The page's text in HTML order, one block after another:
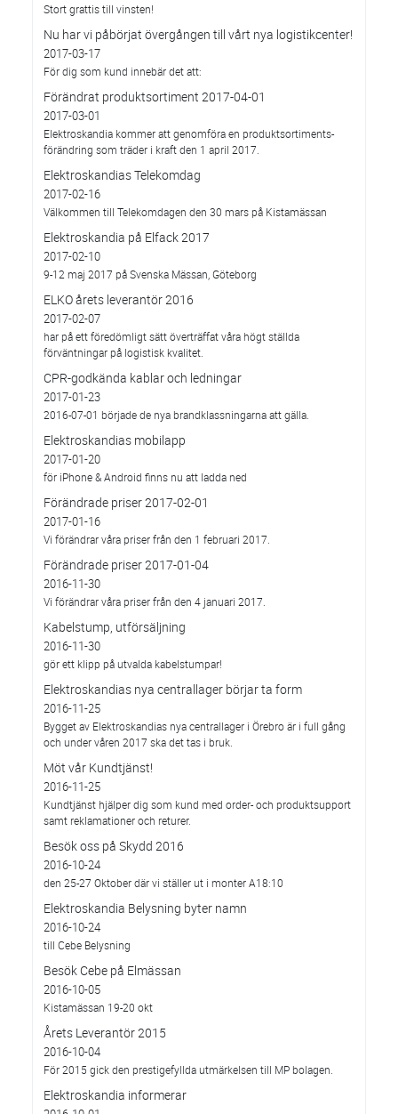
Stort grattis till vinsten!
Nu har vi påbörjat övergången till vårt nya logistikcenter!
2017-03-17
För dig som kund innebär det att:
Förändrat produktsortiment 2017-04-01
2017-03-01
Elektroskandia kommer att genomföra en produktsortiments-
förändring som träder i kraft den 1 april 2017.
Elektroskandias Telekomdag
2017-02-16
Välkommen till Telekomdagen den 30 mars på Kistamässan
Elektroskandia på Elfack 2017
2017-02-10
9-12 maj 2017 på Svenska Mässan, Göteborg
ELKO årets leverantör 2016
2017-02-07
har på ett föredömligt sätt överträffat våra högt ställda
förväntningar på logistisk kvalitet.
CPR-godkända kablar och ledningar
2017-01-23
2016-07-01 började de nya brandklassningarna att gälla.
Elektroskandias mobilapp
2017-01-20
för iPhone & Android finns nu att ladda ned
Förändrade priser 2017-02-01
2017-01-16
Vi förändrar våra priser från den 1 februari 2017.
Förändrade priser 2017-01-04
2016-11-30
Vi förändrar våra priser från den 4 januari 2017.
Kabelstump, utförsäljning
2016-11-30
gör ett klipp på utvalda kabelstumpar!
Elektroskandias nya centrallager börjar ta form
2016-11-25
Bygget av Elektroskandias nya centrallager i Örebro är i full gång
och under våren 2017 ska det tas i bruk.
Möt vår Kundtjänst!
2016-11-25
Kundtjänst hjälper dig som kund med order- och produktsupport
samt reklamationer och returer.
Besök oss på Skydd 2016
2016-10-24
den 25-27 Oktober där vi ställer ut i monter A18:10
Elektroskandia Belysning byter namn
2016-10-24
till Cebe Belysning
Besök Cebe på Elmässan
2016-10-05
Kistamässan 19-20 okt
Årets Leverantör 2015
2016-10-04
För 2015 gick den prestigefyllda utmärkelsen till MP bolagen.
Elektroskandia informerar